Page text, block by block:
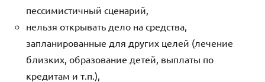
пессимистичный сценарий,
нельзя открывать дело на средства,
запланированные для других целей (лечение
близких, образование детей, выплаты по
кредитам и т.п.),